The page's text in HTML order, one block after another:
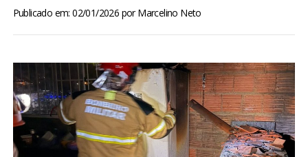
BRASIL
MUNDO
ESPORTES
ENTRETENIMENTO
Publicado em: 02/01/2026 porMarcelino Neto